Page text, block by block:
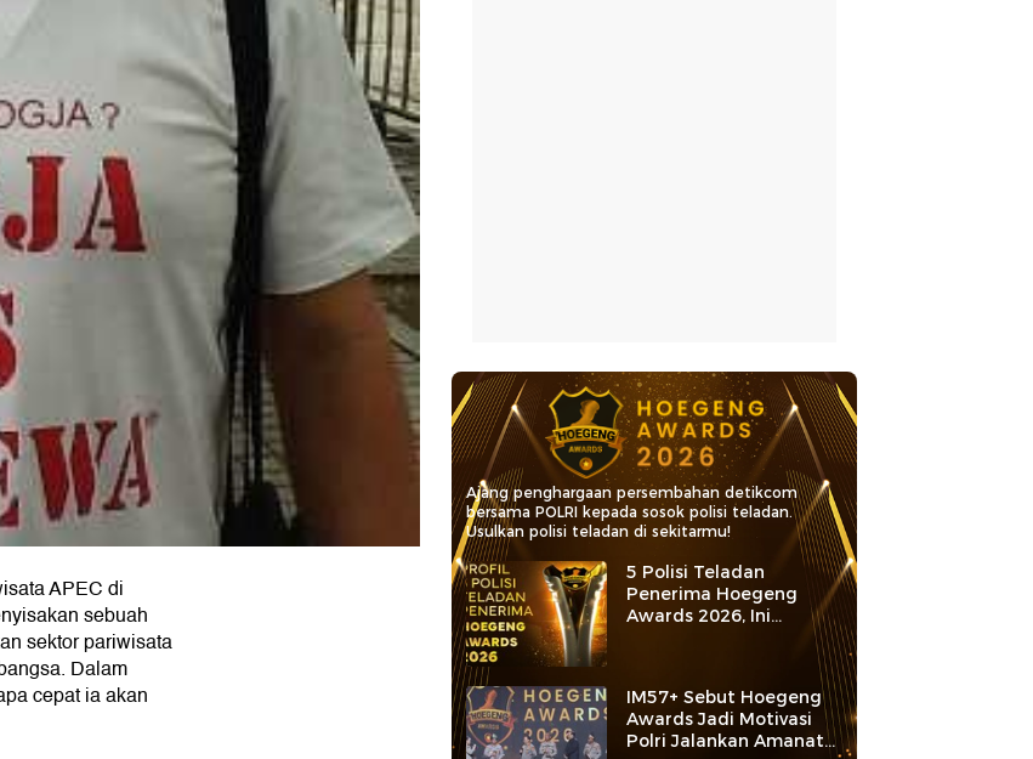
APEC di
sebuah
sektor pariwisata
Dalam
cepat ia akan
Ajang penghargaan persembahan detikcom
bersama POLRI kepada sosok polisi teladan.
Usulkan polisi teladan di sekitarmu!
5 Polisi Teladan
Penerima Hoegeng
Awards 2026, Ini
Kategori dan Kiprahnya
IM57+ Sebut Hoegeng
Awards Jadi Motivasi
Polri Jalankan Amanat